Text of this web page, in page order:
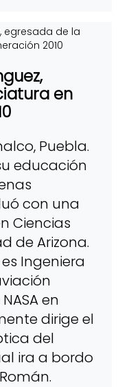
en
Puebla.
educación
con una
Ciencias
de Arizona.
Ingeniera
en
dirige el
del
ira a bordo